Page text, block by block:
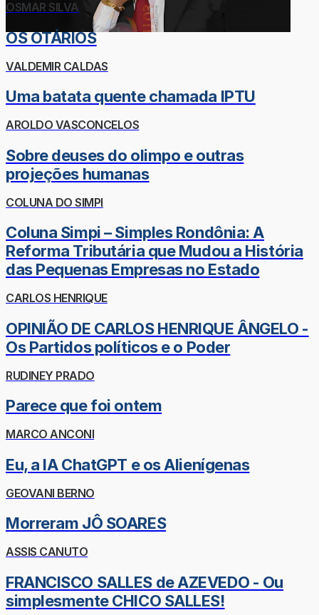
OSMAR SILVA
OS OTÁRIOS
VALDEMIR CALDAS
Uma batata quente chamada IPTU
AROLDO VASCONCELOS
Sobre deuses do olimpo e outras
projeções humanas
COLUNA DO SIMPI
Coluna Simpi – Simples Rondônia: A
Reforma Tributária que Mudou a História
das Pequenas Empresas no Estado
CARLOS HENRIQUE
OPINIÃO DE CARLOS HENRIQUE ÂNGELO -
Os Partidos políticos e o Poder
RUDINEY PRADO
Parece que foi ontem
MARCO ANCONI
Eu, a IA ChatGPT e os Alienígenas
GEOVANI BERNO
Morreram JÔ SOARES
ASSIS CANUTO
FRANCISCO SALLES de AZEVEDO - Ou
simplesmente CHICO SALLES!